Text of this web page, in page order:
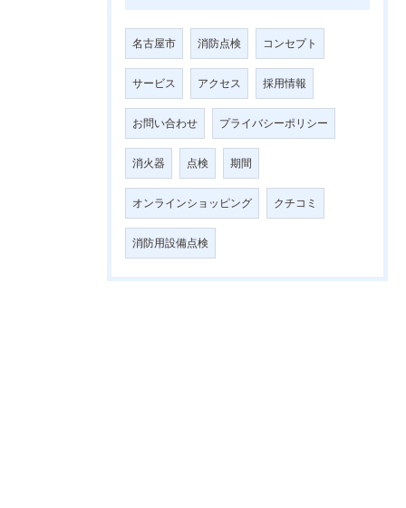
名古屋市 消防点検 コンセプト
サービス アクセス 採用情報
お問い合わせ プライバシーポリシー
消火器 点検 期間
オンラインショッピング クチコミ
消防用設備点検